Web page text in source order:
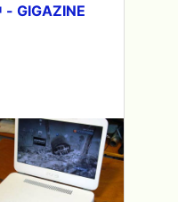
- GIGAZINE